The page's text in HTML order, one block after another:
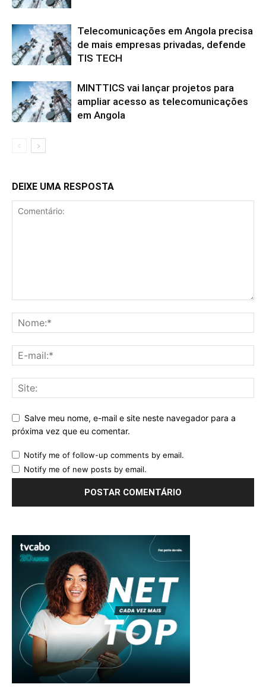
Telecomunicações em Angola precisa
de mais empresas privadas, defende
TIS TECH
MINTTICS vai lançar projetos para
ampliar acesso as telecomunicações
em Angola
DEIXE UMA RESPOSTA
Salve meu nome, e-mail e site neste navegador para a
próxima vez que eu comentar.
Notify me of follow-up comments by email.
Notify me of new posts by email.